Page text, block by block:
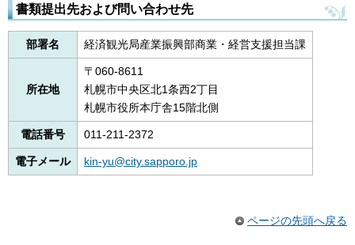
書類提出先および問い合わせ先
部署名 経済観光局産業振興部商業・経営支援担当課
所在地
〒060-8611
札幌市中央区北1条西2丁目
札幌市役所本庁舎15階北側
電話番号 011-211-2372
電子メール kin-yu@city.sapporo.jp
ページの先頭へ戻る